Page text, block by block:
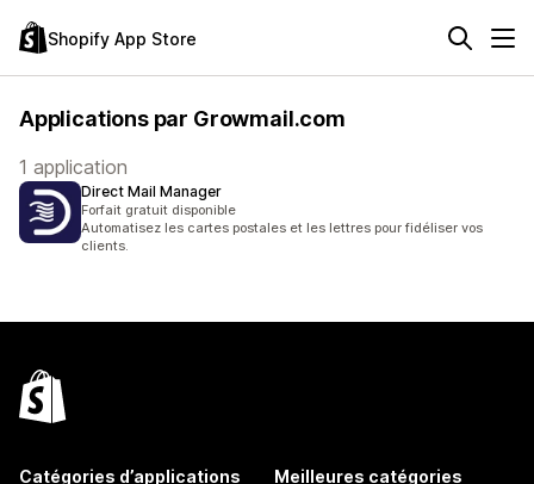
Shopify App Store
Applications par Growmail.com
1 application
Direct Mail Manager
Forfait gratuit disponible
Automatisez les cartes postales et les lettres pour fidéliser vos
clients.
Catégories d’applications Meilleures catégories